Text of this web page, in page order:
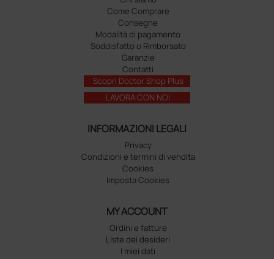
Come Comprare
Consegne
Modalità di pagamento
Soddisfatto o Rimborsato
Garanzie
Contatti
Scopri Doctor Shop Plus
LAVORA CON NOI
INFORMAZIONI LEGALI
Privacy
Condizioni e termini di vendita
Cookies
Imposta Cookies
MY ACCOUNT
Ordini e fatture
Liste dei desideri
I miei dati